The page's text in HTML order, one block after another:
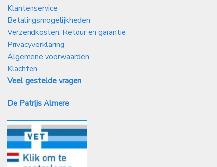
Klantenservice
Betalingsmogelijkheden
Verzendkosten, Retour en garantie
Privacyverklaring
Algemene voorwaarden
Klachten
Veel gestelde vragen
De Patrijs Almere